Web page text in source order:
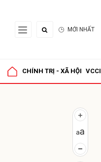
MỚI NHẤT
CHÍNH TRỊ - XÃ HỘI VCCI